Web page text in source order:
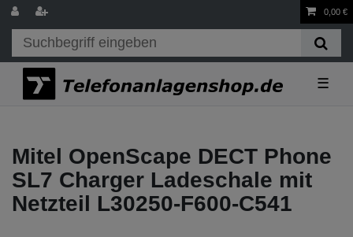
0,00 €
☰
Mitel OpenScape DECT Phone
SL7 Charger Ladeschale mit
Netzteil L30250-F600-C541